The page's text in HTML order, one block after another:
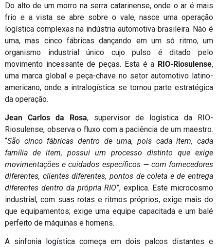
Do alto de um morro na serra catarinense, onde o ar é mais
frio e a vista se abre sobre o vale, nasce uma operação
logística complexas na indústria automotiva brasileira. Não é
uma, mas cinco fábricas dançando em um só ritmo, um
organismo industrial único cujo pulso é ditado pelo
movimento incessante de peças. Esta é a RIO-Riosulense,
uma marca global e peça-chave no setor automotivo latino-
americano, onde a intralogística se tornou parte estratégica
da operação.
Jean Carlos da Rosa, supervisor de logística da RIO-
Riosulense, observa o fluxo com a paciência de um maestro.
“São cinco fábricas dentro de uma, pois cada item, cada
família de item, possui um processo distinto que exige
movimentações e cuidados específicos — com fornecedores
diferentes, clientes diferentes, pontos de coleta e de entrega
diferentes dentro da própria RIO”, explica. Este microcosmo
industrial, com suas rotas e ritmos próprios, exige mais do
que equipamentos; exige uma equipe capacitada e um balé
perfeito de máquinas e homens.
A sinfonia logística começa em dois palcos distantes e